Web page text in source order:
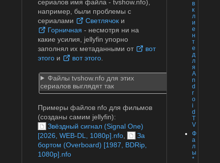
в
к
л
и
е
н
т
е
д
л
я
A
n
d
r
o
i
d
T
V
Ф
а
л
ы
*
сериалов имя файла - tvshow.nfo),
например, были проблемы с
сериалами
Светлячок и
Горничная - несмотря ни на
какие усилия, jellyfin упорно
заполнял их метаданными от
вот
этого и вот этого
Файлы tvshow.nfo для этих
сериалов выглядят так
Примеры файлов nfo для фильмов
(созданы самим jellyfin):
Звёздный сигнал (Signal One)
[2026, WEB-DL, 1080p].nfo
За
бортом (Overboard) [1987, BDRip,
1080p].nfo